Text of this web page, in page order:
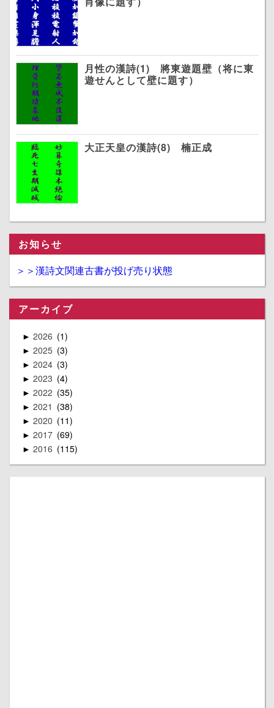
月性の漢詩(1) 將東遊題壁（将に東
遊せんとして壁に題す）
大正天皇の漢詩(8) 楠正成
お知らせ
＞＞漢詩文関連古書が投げ売り状態
アーカイブ
► 2026 1
► 2025 3
► 2024 3
► 2023 4
► 2022 35
► 2021 38
► 2020 11
► 2017 69
► 2016 115